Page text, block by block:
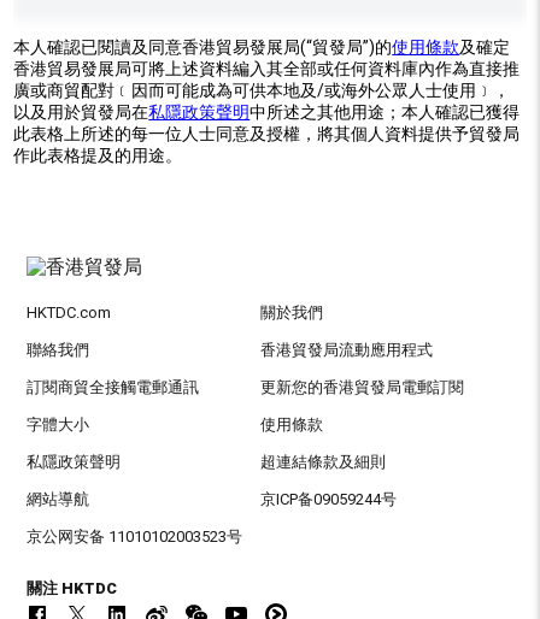
本人確認已閱讀及同意香港貿易發展局(“貿發局”)的使用條款及確定
香港貿易發展局可將上述資料編入其全部或任何資料庫內作為直接推
廣或商貿配對﹝因而可能成為可供本地及/或海外公眾人士使用﹞，
以及用於貿發局在私隱政策聲明中所述之其他用途；本人確認已獲得
此表格上所述的每一位人士同意及授權，將其個人資料提供予貿發局
作此表格提及的用途。
HKTDC.com 關於我們
聯絡我們 香港貿發局流動應用程式
訂閱商貿全接觸電郵通訊 更新您的香港貿發局電郵訂閱
字體大小 使用條款
私隱政策聲明 超連結條款及細則
網站導航 京ICP备09059244号
京公网安备 11010102003523号
關注 HKTDC